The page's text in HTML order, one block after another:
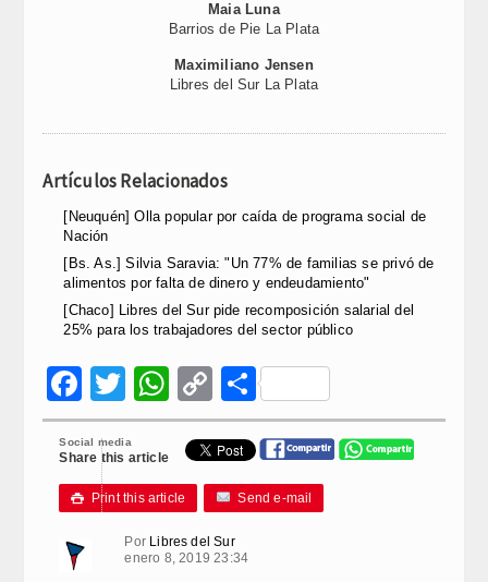
Maia Luna
Barrios de Pie La Plata
Maximiliano Jensen
Libres del Sur La Plata
Artículos Relacionados
[Neuquén] Olla popular por caída de programa social de
Nación
[Bs. As.] Silvia Saravia: "Un 77% de familias se privó de
alimentos por falta de dinero y endeudamiento"
[Chaco] Libres del Sur pide recomposición salarial del
25% para los trabajadores del sector público
Facebook
Twitter
WhatsApp
Copy
Link
Compartir
Social media
Share this article
 Print this article Send e-mail
Por Libres del Sur
enero 8, 2019 23:34